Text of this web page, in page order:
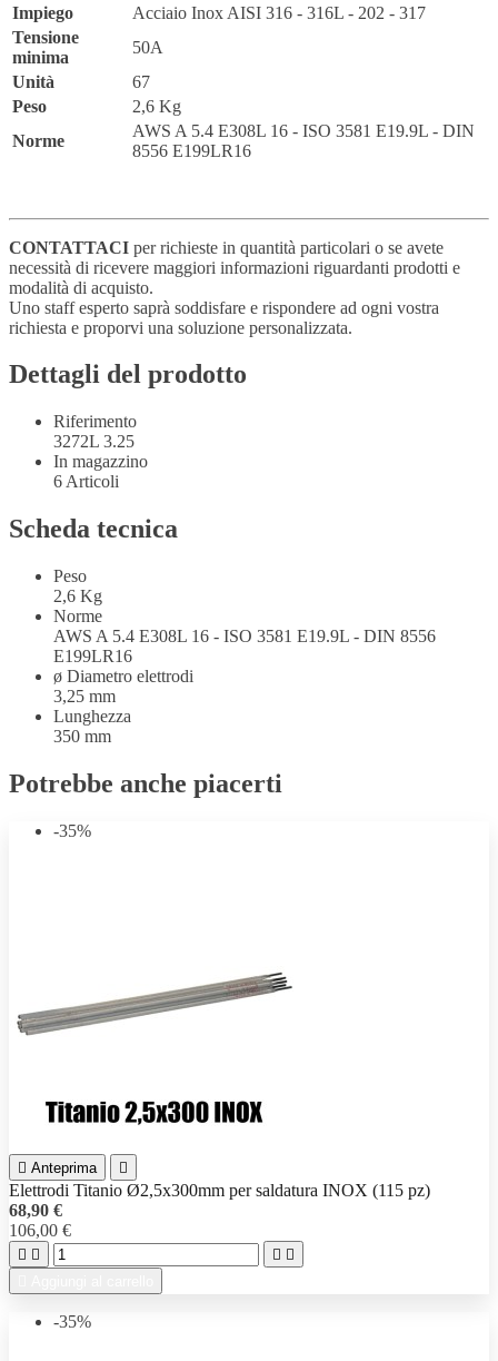
Impiego
Acciaio Inox AISI 316 - 316L - 202 - 317
Tensione
minima
50A
Unità
67
Peso
2,6 Kg
Norme
AWS A 5.4 E308L 16 - ISO 3581 E19.9L - DIN
8556 E199LR16
CONTATTACI per richieste in quantità particolari o se avete
necessità di ricevere maggiori informazioni riguardanti prodotti e
modalità di acquisto.
Uno staff esperto saprà soddisfare e rispondere ad ogni vostra
richiesta e proporvi una soluzione personalizzata.
Dettagli del prodotto
Riferimento
3272L 3.25
In magazzino
6 Articoli
Scheda tecnica
Peso
2,6 Kg
Norme
AWS A 5.4 E308L 16 - ISO 3581 E19.9L - DIN 8556
E199LR16
ø Diametro elettrodi
3,25 mm
Lunghezza
350 mm
Potrebbe anche piacerti
-35%
 Anteprima 
Elettrodi Titanio Ø2,5x300mm per saldatura INOX (115 pz)
68,90 €
106,00 €
   
-35%